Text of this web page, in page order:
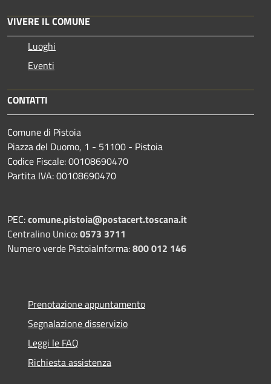
VIVERE IL COMUNE
Luoghi
Eventi
CONTATTI
Comune di Pistoia
Piazza del Duomo, 1 - 51100 - Pistoia
Codice Fiscale: 00108690470
Partita IVA: 00108690470
PEC:comune.pistoia@postacert.toscana.it
Centralino Unico:0573 3711
Numero verde PistoiaInforma:800 012 146
Prenotazione appuntamento
Segnalazione disservizio
Leggi le FAQ
Richiesta assistenza